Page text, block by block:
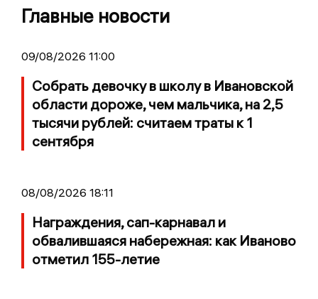
Главные новости
09/08/2026 11:00
Собрать девочку в школу в Ивановской
области дороже, чем мальчика, на 2,5
тысячи рублей: считаем траты к 1
сентября
08/08/2026 18:11
Награждения, сап-карнавал и
обвалившаяся набережная: как Иваново
отметил 155-летие